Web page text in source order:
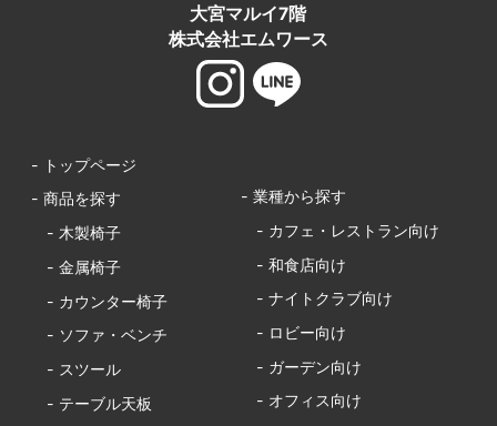
大宮マルイ7階
株式会社エムワース
- トップページ
- 商品を探す
- 木製椅子
- 金属椅子
- カウンター椅子
- ソファ・ベンチ
- スツール
- テーブル天板
- 業種から探す
- カフェ・レストラン向け
- 和食店向け
- ナイトクラブ向け
- ロビー向け
- ガーデン向け
- オフィス向け